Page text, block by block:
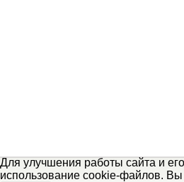
Для улучшения работы сайта и
использование cookie-файлов.